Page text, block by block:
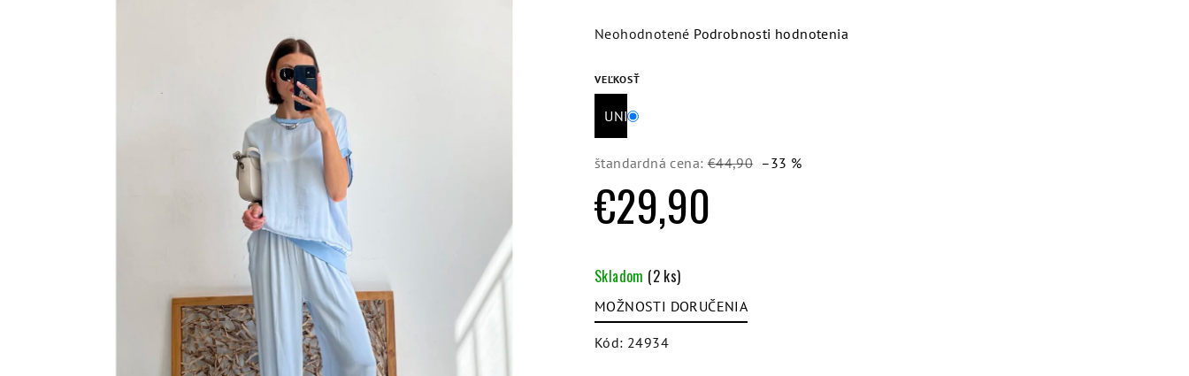
Priemerné
produktu
je
0,0
z
5
Neohodnotené Podrobnosti hodnotenia
VEĽKOSŤ
UNI
štandardná cena: €44,90 –33 %
€29,90
cena:
Skladom (2 ks)
MOŽNOSTI DORUČENIA
Kód: 24934